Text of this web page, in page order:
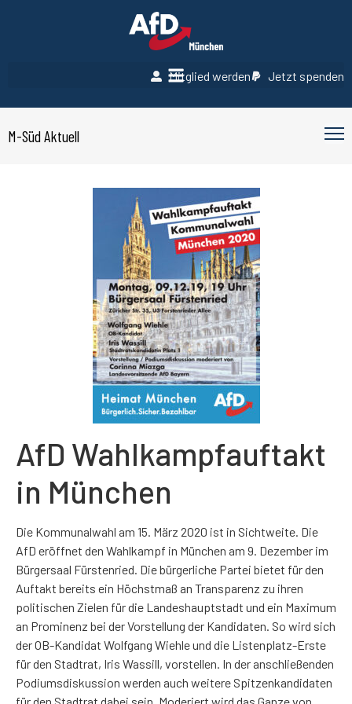
Mitglied werden Jetzt spenden
M-Süd Aktuell
AfD Wahlkampfauftakt
in München
Die Kommunalwahl am 15. März 2020 ist in Sichtweite. Die
AfD eröffnet den Wahlkampf in München am 9. Dezember im
Bürgersaal Fürstenried. Die bürgerliche Partei bietet für den
Auftakt bereits ein Höchstmaß an Transparenz zu ihren
politischen Zielen für die Landeshauptstadt und ein Maximum
an Prominenz bei der Vorstellung der Kandidaten. So wird sich
der OB-Kandidat Wolfgang Wiehle und die Listenplatz-Erste
für den Stadtrat, Iris Wassill, vorstellen. In der anschließenden
Podiumsdiskussion werden auch weitere Spitzenkandidaten